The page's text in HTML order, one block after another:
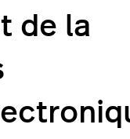
de la